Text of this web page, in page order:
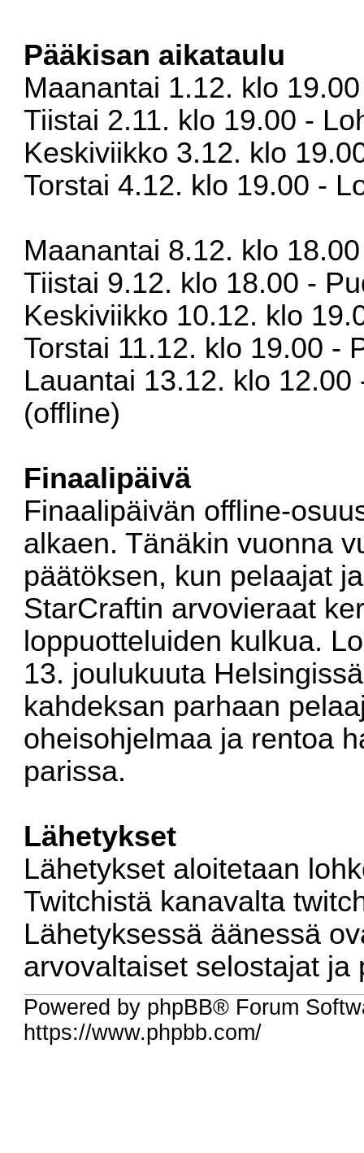
Pääkisan aikataulu
Maanantai 1.12. klo
Tiistai 2.11. klo 19.00 -
Keskiviikko 3.12. klo
Torstai 4.12. klo 19.00 -
Maanantai 8.12. klo
Tiistai 9.12. klo 18.00 -
Keskiviikko 10.12. klo
Torstai 11.12. klo 19.00 -
Lauantai 13.12. klo
(offline)
Finaalipäivä
Finaalipäivän offline-
alkaen. Tänäkin vuonna
päätöksen, kun pelaajat
StarCraftin arvovieraat
loppuotteluiden kulkua.
13. joulukuuta
kahdeksan parhaan
oheisohjelmaa ja rentoa
parissa.
Lähetykset
Lähetykset aloitetaan
Twitchistä kanavalta
Lähetyksessä äänessä
arvovaltaiset selostajat ja
Powered by phpBB® Forum
https://www.phpbb.com/